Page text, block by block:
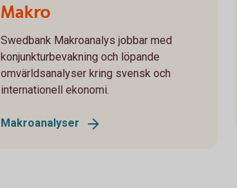
Makro
Swedbank Makroanalys jobbar med
konjunkturbevakning och löpande
omvärldsanalyser kring svensk och
internationell ekonomi.
Makroanalyser